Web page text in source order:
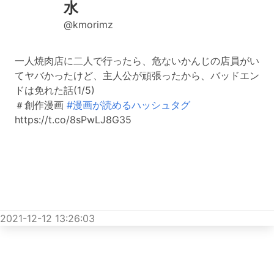
水
@kmorimz
一人焼肉店に二人で行ったら、危ないかんじの店員がい
てヤバかったけど、主人公が頑張ったから、バッドエン
ドは免れた話(1/5)
＃創作漫画 #漫画が読めるハッシュタグ
https://t.co/8sPwLJ8G35
2021-12-12 13:26:03